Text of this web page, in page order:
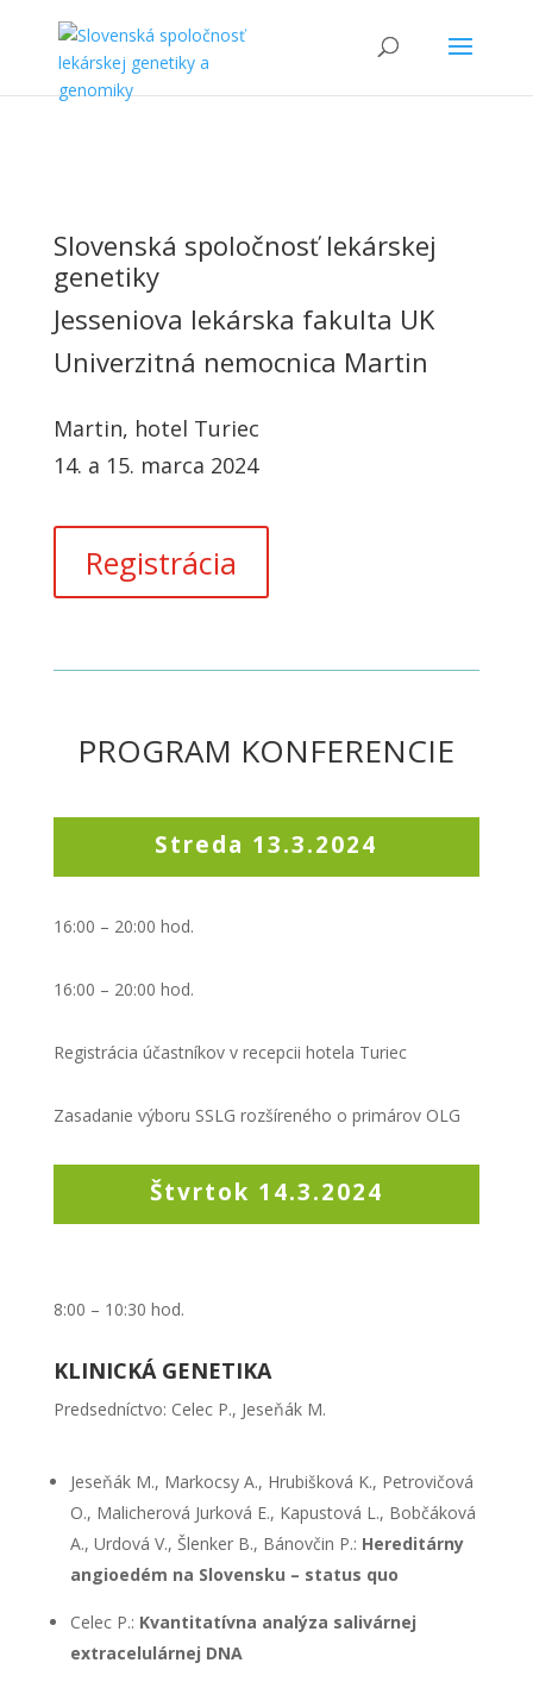
Slovenská spoločnosť lekárskej
genetiky
Jesseniova lekárska fakulta UK
Univerzitná nemocnica Martin
Martin, hotel Turiec
14. a 15. marca 2024
Registrácia
PROGRAM KONFERENCIE
Streda 13.3.2024
16:00 – 20:00 hod.
16:00 – 20:00 hod.
Registrácia účastníkov v recepcii hotela Turiec
Zasadanie výboru SSLG rozšíreného o primárov OLG
Štvrtok 14.3.2024
8:00 – 10:30 hod.
KLINICKÁ GENETIKA
Predsedníctvo: Celec P., Jeseňák M.
Jeseňák M., Markocsy A., Hrubišková K., Petrovičová
O., Malicherová Jurková E., Kapustová L., Bobčáková
A., Urdová V., Šlenker B., Bánovčin P.: Hereditárny
angioedém na Slovensku – status quo
Celec P.: Kvantitatívna analýza salivárnej
extracelulárnej DNA